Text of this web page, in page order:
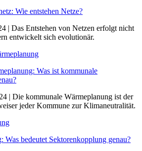
Wie entstehen Netze?
| Das Entstehen von Netzen erfolgt nicht
entwickelt sich evolutionär.
Was ist kommunale
| Die kommunale Wärmeplanung ist der
jeder Kommune zur Klimaneutralität.
Was bedeutet Sektorenkopplung genau?